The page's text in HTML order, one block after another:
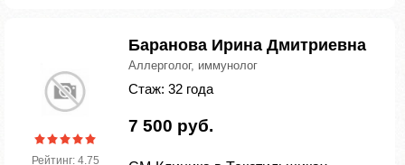
Рейтинг: 4.75
Баранова Ирина Дмитриевна
Аллерголог, иммунолог
Стаж: 32 года
7 500 руб.